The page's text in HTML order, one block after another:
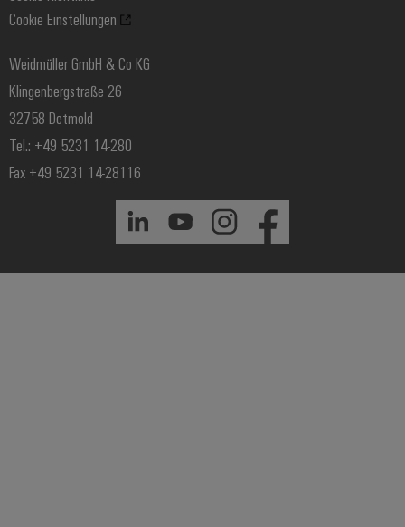
Windenergie
Cookie Einstellungen
Weidmüller GmbH & Co KG
Klingenbergstraße 26
32758 Detmold
Tel.: +49 5231 14-280
Fax +49 5231 14-28116